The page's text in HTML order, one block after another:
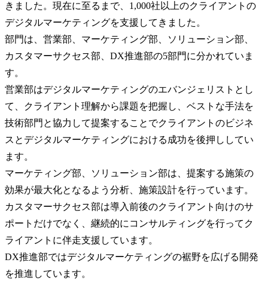
きました。現在に至るまで、1,000社以上のクライアントの
デジタルマーケティングを支援してきました。
部門は、営業部、マーケティング部、ソリューション部、
カスタマーサクセス部、DX推進部の5部門に分かれていま
す。
営業部はデジタルマーケティングのエバンジェリストとし
て、クライアント理解から課題を把握し、ベストな手法を
技術部門と協力して提案することでクライアントのビジネ
スとデジタルマーケティングにおける成功を後押ししてい
ます。
マーケティング部、ソリューション部は、提案する施策の
効果が最大化となるよう分析、施策設計を行っています。
カスタマーサクセス部は導入前後のクライアント向けのサ
ポートだけでなく、継続的にコンサルティングを行ってク
ライアントに伴走支援しています。
DX推進部ではデジタルマーケティングの裾野を広げる開発
を推進しています。